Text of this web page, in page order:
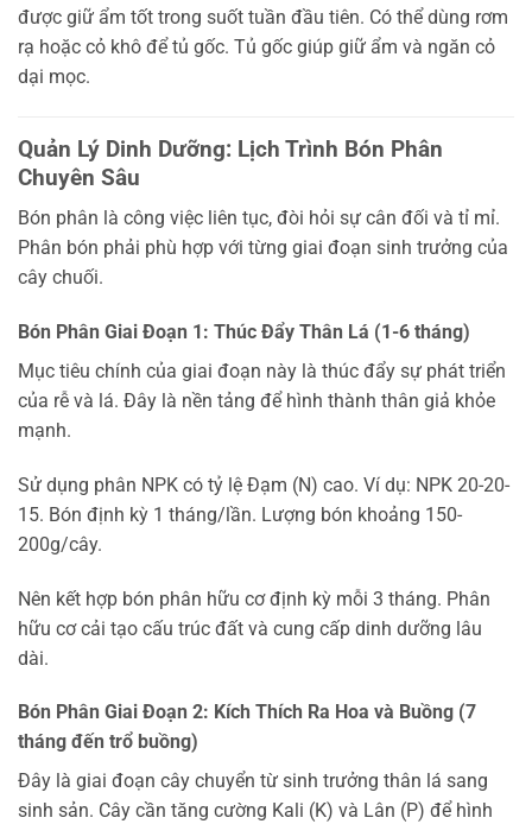
được giữ ẩm tốt trong suốt tuần đầu tiên. Có thể dùng rơm
rạ hoặc cỏ khô để tủ gốc. Tủ gốc giúp giữ ẩm và ngăn cỏ
dại mọc.
Quản Lý Dinh Dưỡng: Lịch Trình Bón Phân
Chuyên Sâu
Bón phân là công việc liên tục, đòi hỏi sự cân đối và tỉ mỉ.
Phân bón phải phù hợp với từng giai đoạn sinh trưởng của
cây chuối.
Bón Phân Giai Đoạn 1: Thúc Đẩy Thân Lá (1-6 tháng)
Mục tiêu chính của giai đoạn này là thúc đẩy sự phát triển
của rễ và lá. Đây là nền tảng để hình thành thân giả khỏe
mạnh.
Sử dụng phân NPK có tỷ lệ Đạm (N) cao. Ví dụ: NPK 20-20-
15. Bón định kỳ 1 tháng/lần. Lượng bón khoảng 150-
200g/cây.
Nên kết hợp bón phân hữu cơ định kỳ mỗi 3 tháng. Phân
hữu cơ cải tạo cấu trúc đất và cung cấp dinh dưỡng lâu
dài.
Bón Phân Giai Đoạn 2: Kích Thích Ra Hoa và Buồng (7
tháng đến trổ buồng)
Đây là giai đoạn cây chuyển từ sinh trưởng thân lá sang
sinh sản. Cây cần tăng cường Kali (K) và Lân (P) để hình